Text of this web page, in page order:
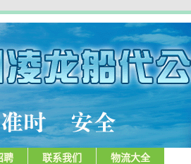
聘 联系我们 物流大全